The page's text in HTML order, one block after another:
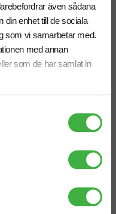
även sådana
din enhet till de sociala
som vi samarbetar med.
med annan
som de har samlat in